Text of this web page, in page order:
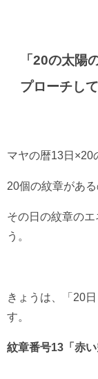
「20の太陽
プローチし
マヤの暦13日×20
20個の紋章があ
その日の紋章の
う。
きょうは、「20
す。
紋章番号13「赤い